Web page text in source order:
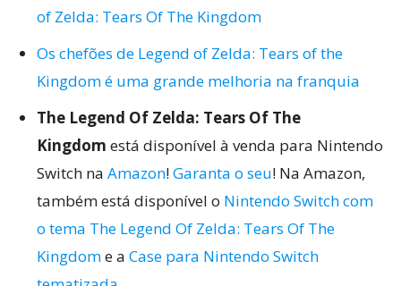
of Zelda: Tears Of The Kingdom
Os chefões de Legend of Zelda: Tears of the
Kingdom é uma grande melhoria na franquia
The Legend Of Zelda: Tears Of The
Kingdom está disponível à venda para Nintendo
Switch na Amazon!Garanta o seu! Na Amazon,
também está disponível o Nintendo Switch com
o tema The Legend Of Zelda: Tears Of The
Kingdome a Case para Nintendo Switch